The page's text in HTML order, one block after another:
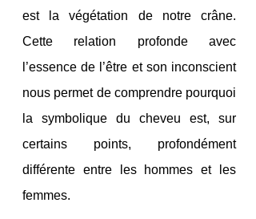
est la végétation de notre crâne.
Cette relation profonde avec
l’essence de l’être et son inconscient
nous permet de comprendre pourquoi
la symbolique du cheveu est, sur
certains points, profondément
différente entre les hommes et les
femmes.